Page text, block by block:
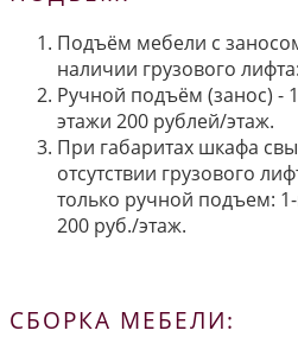
Подъём мебели с
наличии грузового
Ручной подъём (занос) -
этажи 200 рублей/этаж.
При габаритах шкафа
отсутствии грузового
только ручной подъем:
200 руб./этаж.
СБОРКА МЕБЕЛИ: